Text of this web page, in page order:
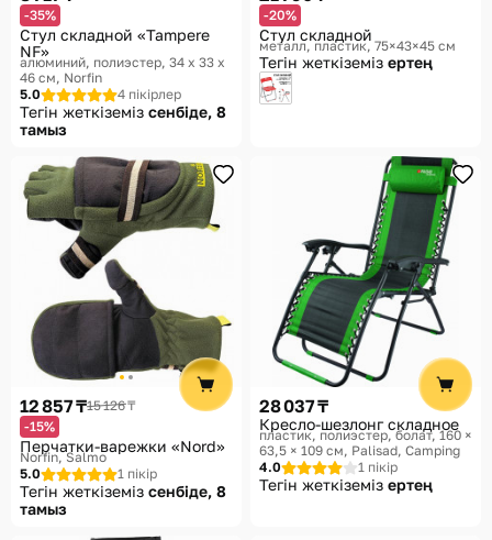
-35%
Стул складной «Tampere
NF»
алюминий, полиэстер, 34 x 33 x
46 см Norfin
5.0
4 пікірлер
Тегін жеткіземіз сенбіде, 8
тамыз
-20%
Стул складной
металл, пластик, 75×43×45 см
Тегін жеткіземіз ертең
12 857 ₸15 126 ₸
-15%
Перчатки-варежки «Nord»
Norfin, Salmo
5.0
1 пікір
Тегін жеткіземіз сенбіде, 8
тамыз
28 037 ₸
Кресло-шезлонг складное
пластик, полиэстер, болат, 160 ×
63,5 × 109 см Palisad, Camping
4.0
1 пікір
Тегін жеткіземіз ертең